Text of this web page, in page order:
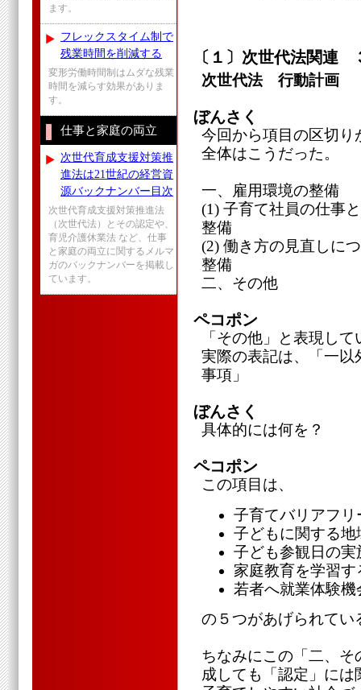
〔１〕次世代法関連
次世代法 行動計画
ぼんさく
今回から項目の区切り
全体はこうだった。
一、雇用環境の整備
(1) 子育て社員の仕事
整備
(2) 働き方の見直しに
整備
二、その他
ペコポン
「その他」と表現し
実際の表記は、「一以
事項」
ぼんさく
具体的には何を？
ペコポン
この項目は、
子育てバリアフリ
子どもに関する地
子ども参観日の実
家庭教育を学習
若者へ就業体験
の５つがあげられてい
ちなみにこの「二、
成しても「認定」には
ます。
フレックスタイム制で
残業時間を削減する
変形労働時間制はムダな残業
時間を減らす効果がありま
す。
仕事と家庭の両立
次世代育成支援対策推
進法は21世紀の経営資
源バックナンバー目次
次世代育成支援対策推進法
（次世代法）とその認定や、
育児介護休業法 など、仕事
と家庭の両立に関するメルマ
ガのバックナンバーを掲載し
ています。